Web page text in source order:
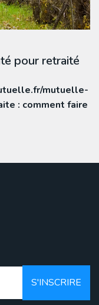
pour retraité
mutuelle-
: comment faire